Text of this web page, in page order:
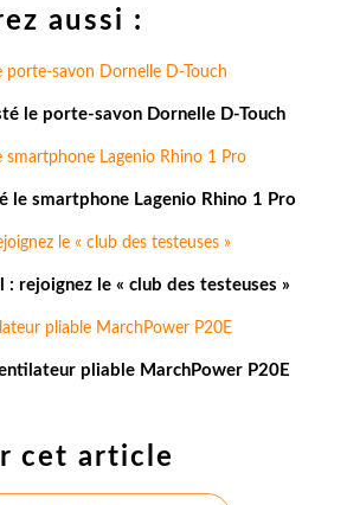
aussi :
le porte-savon Dornelle D-Touch
le smartphone Lagenio Rhino 1 Pro
: rejoignez le « club des testeuses »
pliable MarchPower P20E
cet article